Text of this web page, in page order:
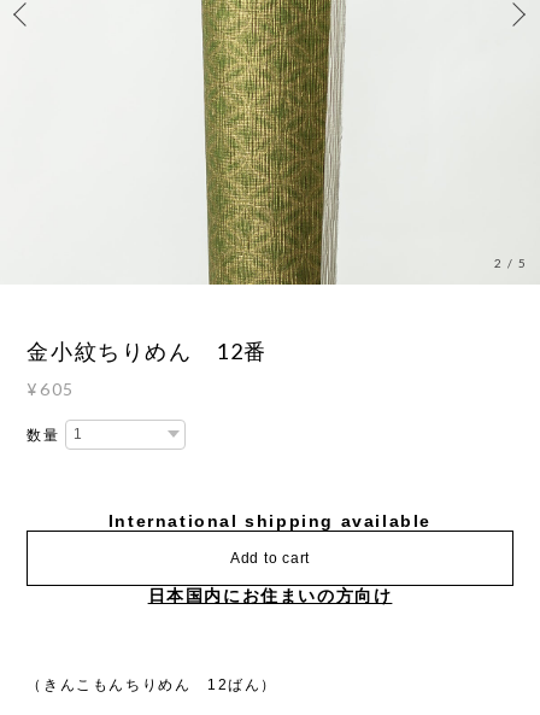
3 / 5
金小紋ちりめん 12番
¥605
数量
International shipping available
Add to cart
日本国内にお住まいの方向け
（きんこもんちりめん 12ばん）